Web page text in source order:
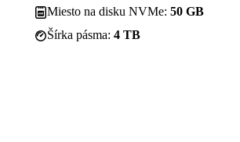
Miesto na disku NVMe: 50 GB
Šírka pásma: 4 TB